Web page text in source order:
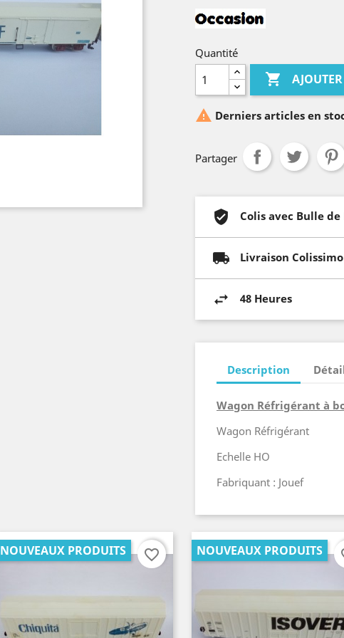
Quantité

 Derniers articles en
Partager
Colis avec Bulle
Livraison Colissimo
48 Heures
Description
Wagon Réfrigérant à
Wagon Réfrigérant
Echelle HO
Fabriquant : Jouef
NOUVEAUX PRODUITS favorite_border NOUVEAUX PRODUITS